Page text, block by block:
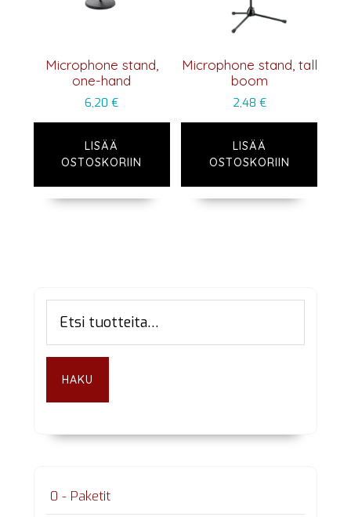
Microphone stand,
one-hand
6,20€
LISÄÄ
OSTOSKORIIN
Microphone stand, tall
boom
2,48 €
LISÄÄ
OSTOSKORIIN
Ensisijainen
sivupalkki
HAKU
0 - Paketit